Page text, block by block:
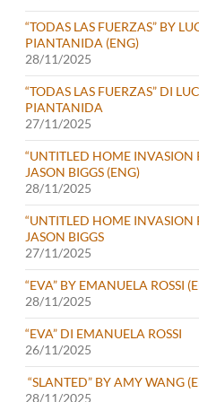
“TODAS LAS FUERZAS” BY
PIANTANIDA (ENG)
28/11/2025
“TODAS LAS FUERZAS” DI
PIANTANIDA
27/11/2025
“UNTITLED HOME INVASION
JASON BIGGS (ENG)
28/11/2025
“UNTITLED HOME INVASION
JASON BIGGS
27/11/2025
“EVA” BY EMANUELA ROSSI
28/11/2025
“EVA” DI EMANUELA ROSSI
26/11/2025
“SLANTED” BY AMY WANG
28/11/2025